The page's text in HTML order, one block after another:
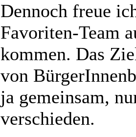
Dennoch freue
Favoriten-Team
kommen. Das
von
ja gemeinsam,
verschieden.